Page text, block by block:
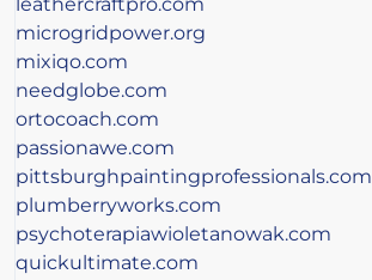
microgridpower.org
mixiqo.com
needglobe.com
ortocoach.com
passionawe.com
pittsburghpaintingprofessionals.com
plumberryworks.com
psychoterapiawioletanowak.com
quickultimate.com